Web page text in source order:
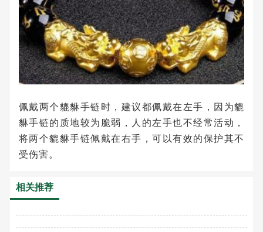
佩戴两个貔貅手链时，建议都佩戴在左手，因为貔
貅手链的质地较为脆弱，人的左手也不经常活动，
将两个貔貅手链佩戴在右手，可以有效的保护其不
受伤害。
相关推荐